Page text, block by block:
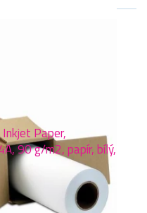
Paper,
90 g/m2, papír, bílý,